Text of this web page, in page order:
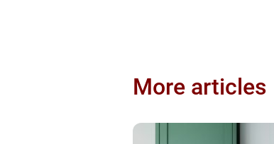
More articles